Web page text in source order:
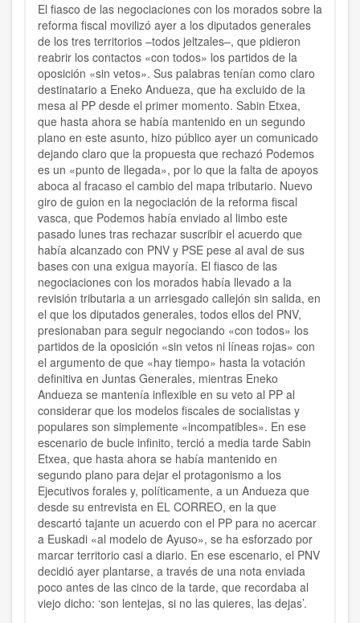
El fiasco de las negociaciones con los morados sobre la
reforma fiscal movilizó ayer a los diputados generales
de los tres territorios –todos jeltzales–, que pidieron
reabrir los contactos «con todos» los partidos de la
oposición «sin vetos». Sus palabras tenían como claro
destinatario a Eneko Andueza, que ha excluido de la
mesa al PP desde el primer momento. Sabin Etxea,
que hasta ahora se había mantenido en un segundo
plano en este asunto, hizo público ayer un comunicado
dejando claro que la propuesta que rechazó Podemos
es un «punto de llegada», por lo que la falta de apoyos
aboca al fracaso el cambio del mapa tributario. Nuevo
giro de guion en la negociación de la reforma fiscal
vasca, que Podemos había enviado al limbo este
pasado lunes tras rechazar suscribir el acuerdo que
había alcanzado con PNV y PSE pese al aval de sus
bases con una exigua mayoría. El fiasco de las
negociaciones con los morados había llevado a la
revisión tributaria a un arriesgado callejón sin salida, en
el que los diputados generales, todos ellos del PNV,
presionaban para seguir negociando «con todos» los
partidos de la oposición «sin vetos ni líneas rojas» con
el argumento de que «hay tiempo» hasta la votación
definitiva en Juntas Generales, mientras Eneko
Andueza se mantenía inflexible en su veto al PP al
considerar que los modelos fiscales de socialistas y
populares son simplemente «incompatibles». En ese
escenario de bucle infinito, terció a media tarde Sabin
Etxea, que hasta ahora se había mantenido en
segundo plano para dejar el protagonismo a los
Ejecutivos forales y, políticamente, a un Andueza que
desde su entrevista en EL CORREO, en la que
descartó tajante un acuerdo con el PP para no acercar
a Euskadi «al modelo de Ayuso», se ha esforzado por
marcar territorio casi a diario. En ese escenario, el PNV
decidió ayer plantarse, a través de una nota enviada
poco antes de las cinco de la tarde, que recordaba al
viejo dicho: ‘son lentejas, si no las quieres, las dejas’.